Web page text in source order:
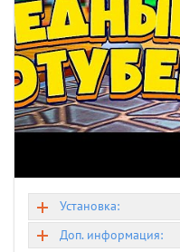
Установка:
Доп. информация: